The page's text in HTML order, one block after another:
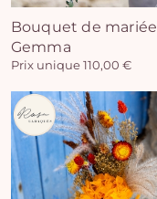
Bouquet de mariée
Gemma
Prix unique 110,00 €